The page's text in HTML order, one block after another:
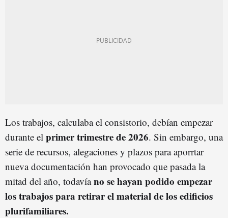
Los trabajos, calculaba el consistorio, debían empezar
durante el primer trimestre de 2026. Sin embargo, una
serie de recursos, alegaciones y plazos para aporrtar
nueva documentación han provocado que pasada la
mitad del año, todavíano se hayan podido empezar
los trabajos para retirar el material de los edificios
plurifamiliares.